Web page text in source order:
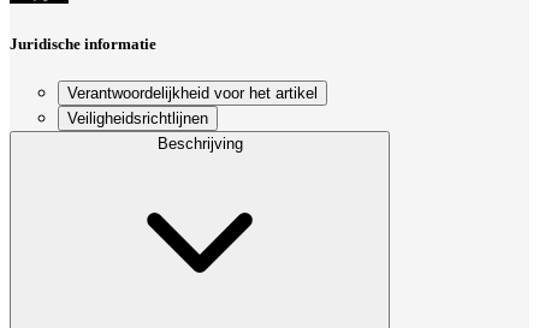
Juridische informatie
Verantwoordelijkheid voor het artikel
Veiligheidsrichtlijnen
Beschrijving